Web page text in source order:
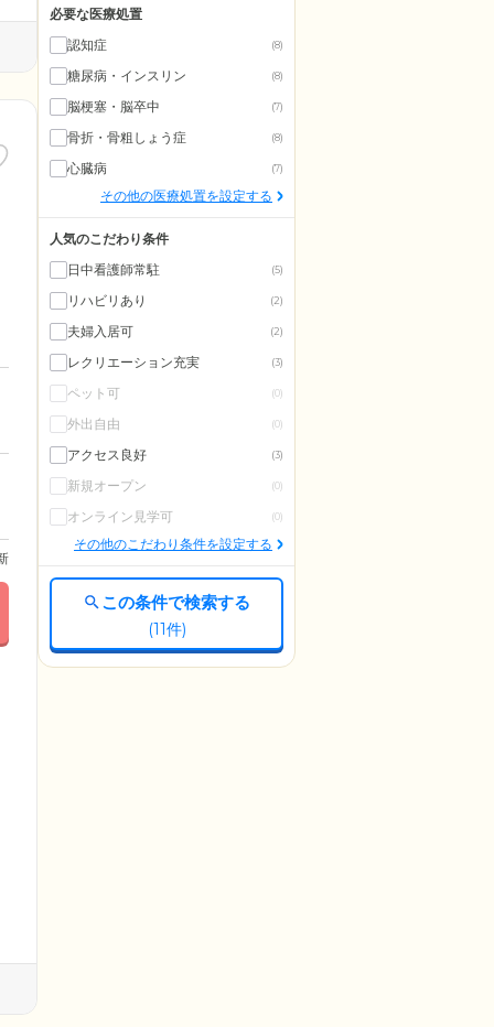
必要な医療処置
認知症
(8)
糖尿病・インスリン (8)
脳梗塞・脳卒中 (7)
骨折・骨粗しょう症 (8)
心臓病 (7)
その他の医療処置を設定する
人気のこだわり条件
日中看護師常駐
(5)
リハビリあり (2)
夫婦入居可 (2)
レクリエーション充実 (3)
ペット可 (0)
外出自由 (0)
アクセス良好 (3)
新規オープン (0)
オンライン見学可 (0)
その他のこだわり条件を設定する
この条件で検索する
(11件)